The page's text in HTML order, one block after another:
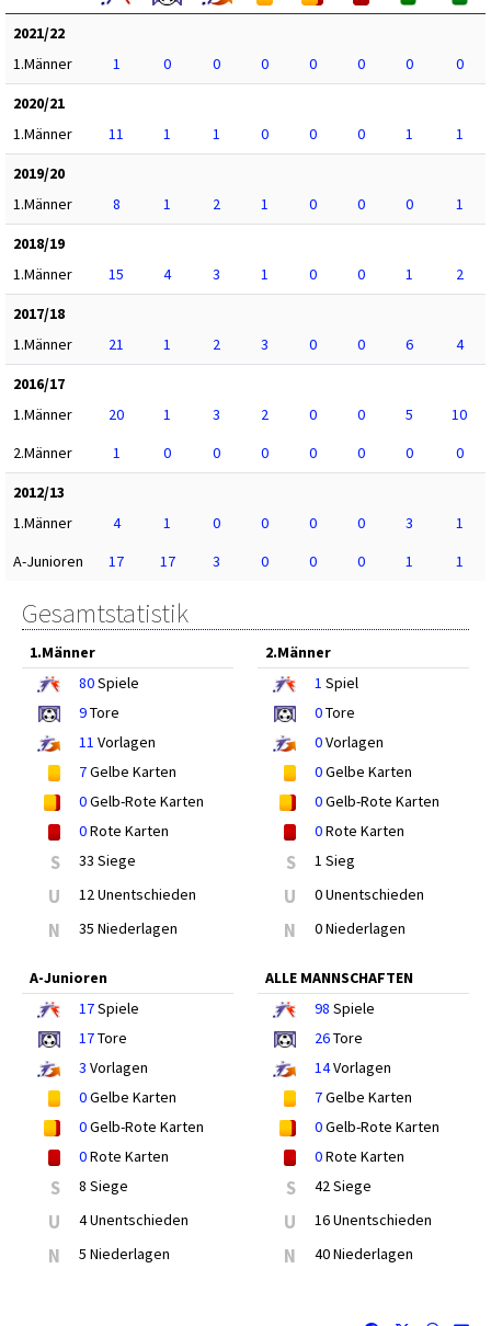
2021/22
1.Männer
1 0 0 0 0 0 0
0
2020/21
1.Männer
11 1 1 0 0 0 1
1
2019/20
1.Männer
8 1 2 1 0 0 0
1
2018/19
1.Männer
15 4 3 1 0 0 1
2
2017/18
1.Männer
21 1 2 3 0 0 6
4
2016/17
1.Männer
20 1 3 2 0 0 5
10
2.Männer
1 0 0 0 0 0 0
0
2012/13
1.Männer
4 1 0 0 0 0 3
1
A-Junioren
17 17 3 0 0 0 1 1
Gesamtstatistik
1.Männer
80Spiele
9Tore
11 Vorlagen
7Gelbe Karten
0Gelb-Rote Karten
0Rote Karten
S 33 Siege
U 12 Unentschieden
N 35 Niederlagen
2.Männer
1 Spiel
0Tore
0Vorlagen
0Gelbe Karten
0Gelb-Rote Karten
0Rote Karten
S 1 Sieg
U 0 Unentschieden
N 0 Niederlagen
A-Junioren
17Spiele
17Tore
3 Vorlagen
0Gelbe Karten
0Gelb-Rote Karten
0Rote Karten
S 8 Siege
U 4 Unentschieden
N 5 Niederlagen
ALLE MANNSCHAFTEN
98 Spiele
26Tore
14Vorlagen
7Gelbe Karten
0Gelb-Rote Karten
0Rote Karten
S 42 Siege
U 16 Unentschieden
N 40 Niederlagen